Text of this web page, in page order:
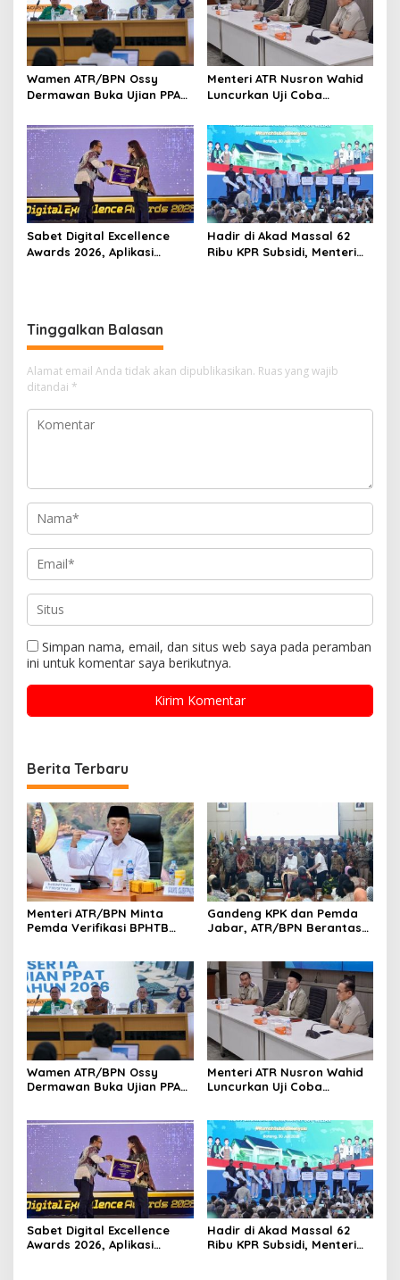
Wamen ATR/BPN Ossy
Dermawan Buka Ujian PPAT
Menteri ATR Nusron Wahid
Luncurkan Uji Coba
Hari Mulai 17 Agustus
Sabet Digital Excellence
Awards 2026, Aplikasi
Hadir di Akad Massal 62
Ribu KPR Subsidi, Menteri
Tinggalkan Balasan
Alamat email Anda tidak akan dipublikasikan. Ruas yang wajib
ditandai *
Simpan nama, email, dan situs web saya pada peramban
ini untuk komentar saya berikutnya.
Berita Terbaru
Menteri ATR/BPN Minta
Pemda Verifikasi BPHTB
Gandeng KPK dan Pemda
Jabar, ATR/BPN Berantas
Wamen ATR/BPN Ossy
Dermawan Buka Ujian PPAT
Menteri ATR Nusron Wahid
Luncurkan Uji Coba
Sabet Digital Excellence
Awards 2026, Aplikasi
Hadir di Akad Massal 62
Ribu KPR Subsidi, Menteri